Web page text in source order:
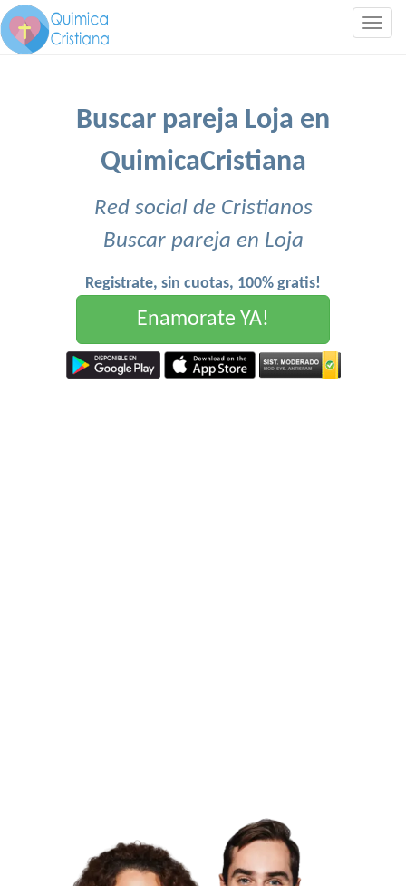
Buscar pareja Loja en
QuimicaCristiana
Red social de Cristianos
Buscar pareja en Loja
Registrate, sin cuotas, 100% gratis!
Enamorate YA!